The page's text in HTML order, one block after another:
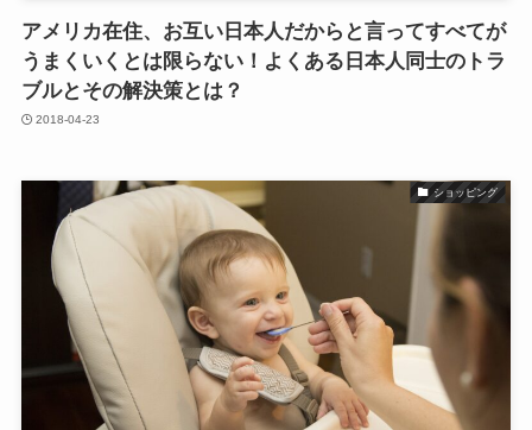
アメリカ在住、お互い日本人だからと言ってすべてが
うまくいくとは限らない！よくある日本人同士のトラ
ブルとその解決策とは？
2018-04-23
ショッピング